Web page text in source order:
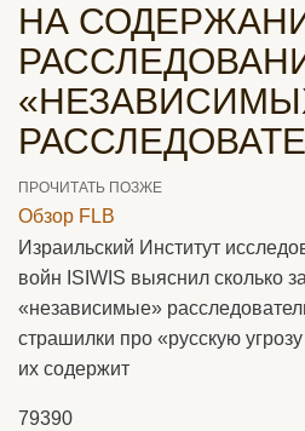
НА
ПРОЧИТАТЬ ПОЗЖЕ
Обзор FLB
Израильский Институт
войн ISIWIS выяснил сколько
«независимые»
страшилки про «русскую
их содержит
79390